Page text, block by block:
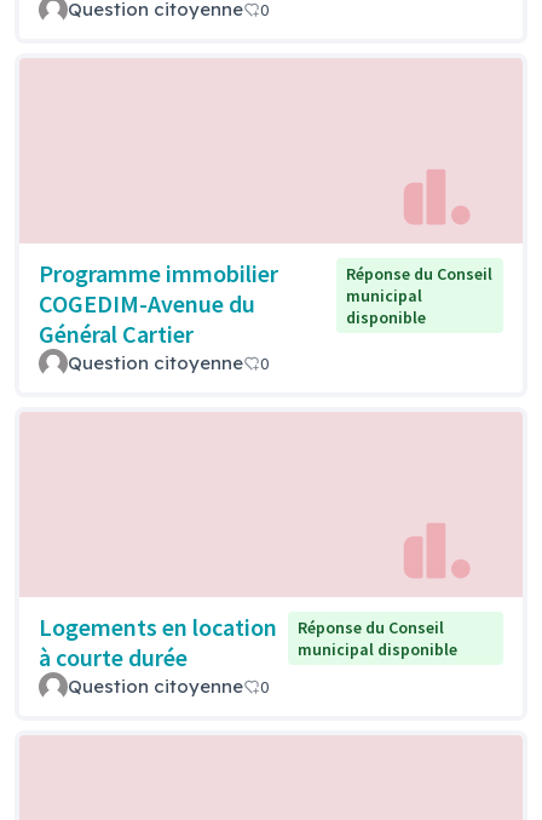
Question citoyenne 0
Programme immobilier
COGEDIM-Avenue du
Général Cartier
Réponse du Conseil
municipal
disponible
Question citoyenne 0
Logements en location
à courte durée
Réponse du Conseil
municipal disponible
Question citoyenne 0